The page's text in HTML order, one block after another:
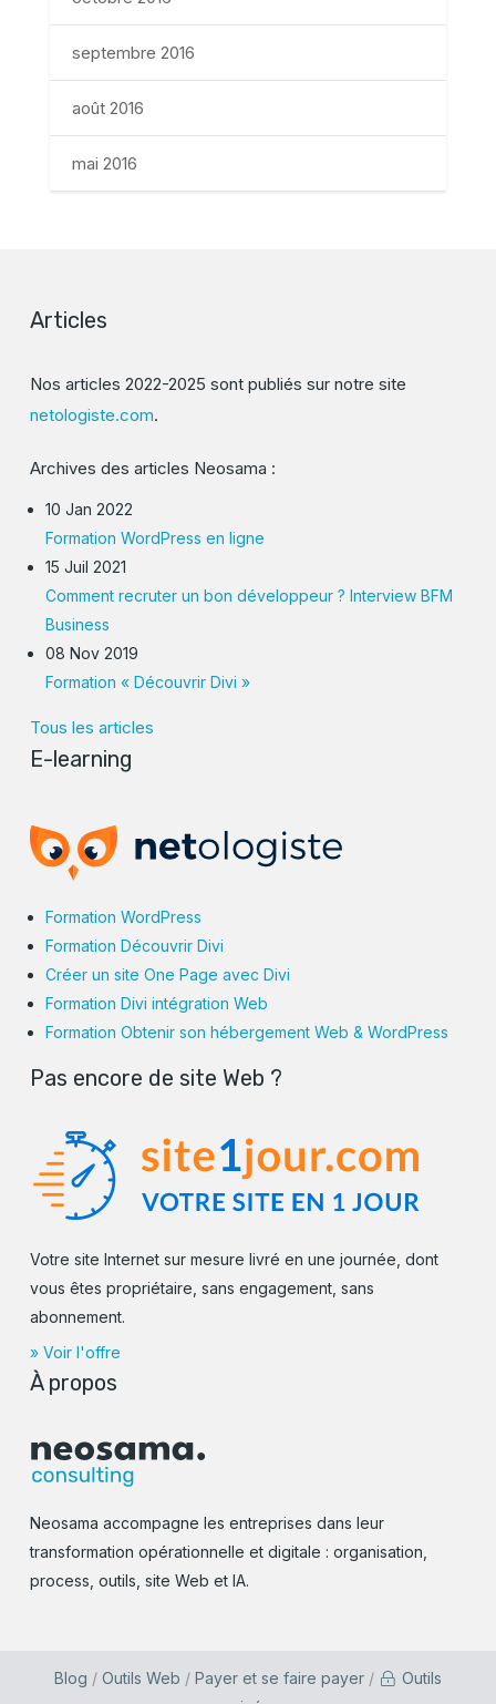
septembre 2016
août 2016
mai 2016
Articles
Nos articles 2022-2025 sont publiés sur notre site
netologiste.com.
Archives des articles Neosama :
10 Jan 2022
Formation WordPress en ligne
15 Juil 2021
Comment recruter un bon développeur ? Interview BFM
Business
08 Nov 2019
Formation « Découvrir Divi »
Tous les articles
E-learning
Formation WordPress
Formation Découvrir Divi
Créer un site One Page avec Divi
Formation Divi intégration Web
Formation Obtenir son hébergement Web & WordPress
Pas encore de site Web ?
Votre site Internet sur mesure livré en une journée, dont
vous êtes propriétaire, sans engagement, sans
abonnement.
» Voir l'offre
À propos
Neosama accompagne les entreprises dans leur
transformation opérationnelle et digitale : organisation,
process, outils, site Web et IA.
Blog / Outils Web / Payer et se faire payer/
Outils